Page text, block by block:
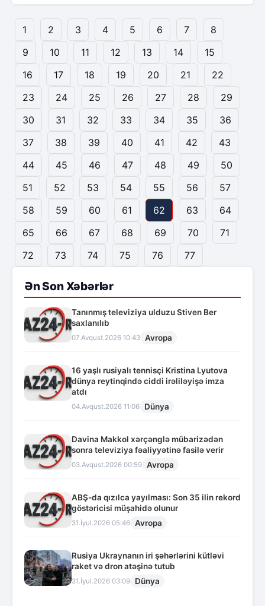
1 2 3 4 5 6 7
8
9
10 11 12 13 14
15
16
17 18 19 20 21
22
23
24 25 26 27 28
29
30
31 32 33 34 35
36
37
38 39 40 41 42
43
44
45 46 47 48 49
50
51
52 53 54 55 56
57
58
59 60 61 62 63
64
65
66 67 68 69 70
71
72
73 74 75 76 77
Ən Son Xəbərlər
Tanınmış televiziya ulduzu Stiven Ber
saxlanılıb
07.Avqust.2026 10:43 Avropa
16 yaşlı rusiyalı tennisçi Kristina Lyutova
dünya reytinqində ciddi irəliləyişə imza
atdı
04.Avqust.2026 11:06 Dünya
Davina Makkol xərçənglə mübarizədən
sonra televiziya fəaliyyətinə fasilə verir
03.Avqust.2026 00:59 Avropa
ABŞ-da qızılca yayılması: Son 35 ilin rekord
göstəricisi müşahidə olunur
31.İyul.2026 05:46 Avropa
Rusiya Ukraynanın iri şəhərlərini kütləvi
raket və dron atəşinə tutub
31.İyul.2026 03:09 Dünya